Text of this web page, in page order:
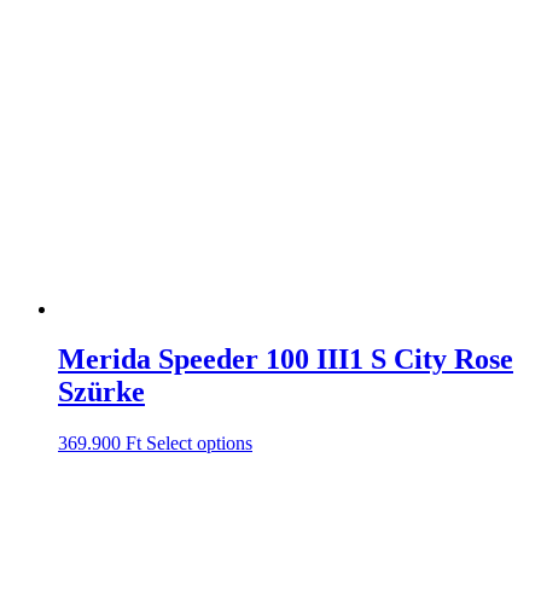
Merida Speeder 100 III1 S City Rose
Szürke
369.900 Ft Select options